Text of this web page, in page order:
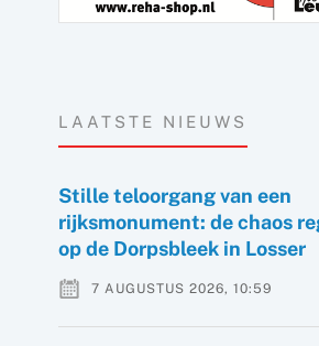
LAATSTE NIEUWS
Stille teloorgang van een
rijksmonument: de chaos
op de Dorpsbleek in Losser
7 AUGUSTUS 2026, 10:59